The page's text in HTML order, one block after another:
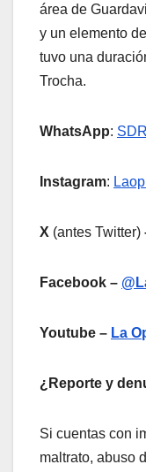
área de
y un elemento
tuvo una
Trocha.
WhatsApp:
Instagram:
X (antes Twitter)
Facebook –
Youtube – La
¿Reporte y
Si cuentas con
maltrato, abuso